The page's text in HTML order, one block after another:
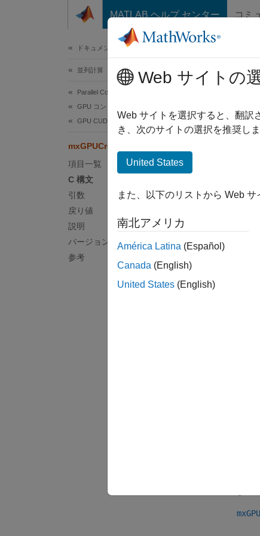
コンテンツへスキップ
MATLAB ヘルプ センター コミ
ドキュメンテーションのホーム
並列計算
Parallel Computing Toolbox
GPU コンピューティング
GPU CUDA および MEX プログラミング
mxGPUCreateMxArrayOnGPU (C)
項目一覧
C 構文
引数
戻り値
説明
バージョン履歴
参考
GPU
引
説
り
な
Web サイトの
Web サイトを選択すると、翻訳
き、次のサイトの選択を推奨し
United States
また、以下のリストから Web サ
南北アメリカ
América Latina (Español)
Canada (English)
United States (English)